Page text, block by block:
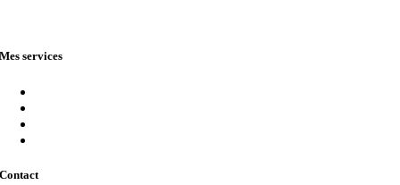
Mes services
Contact